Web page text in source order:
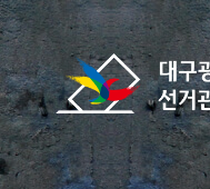
바로가기 메뉴